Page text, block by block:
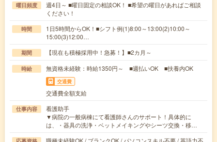
曜日頻度
週4日～ ■曜日固定の相談OK！ ■希望の曜日があればご相談
ください！
時間
1日5時間からOK！■シフト例(1)8:00～13:00(2)10:00～
15:00(3)12:00…
期間 【現在も積極採用中！急募！】■2カ月～
時給 無資格未経験：時給1350円～ ■週払いOK ■扶養内OK
交通費
交通費全額支給
仕事内容
看護助手
▼病院の一般病棟にて看護師さんのサポート！具体的に
は、・器具の洗浄・ベットメイキングやシーツ交換・移…
職種未経験OK / ブランクOK / パソコンスキル不要 / 英語力不